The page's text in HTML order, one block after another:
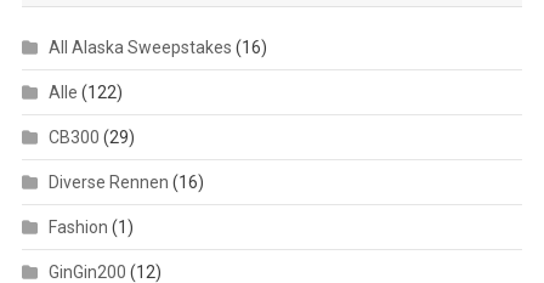
All Alaska Sweepstakes (16)
Alle (122)
CB300 (29)
Diverse Rennen (16)
Fashion (1)
GinGin200 (12)